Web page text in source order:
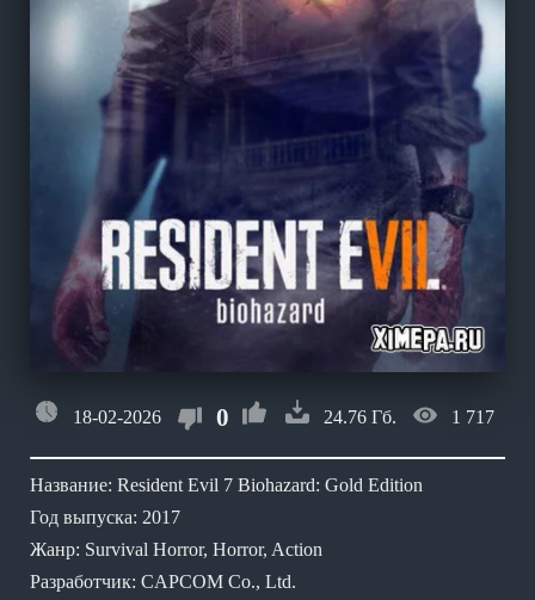
18-02-2026 0 24.76 Гб. 1 717
Название: Resident Evil 7 Biohazard: Gold Edition
Год выпуска: 2017
Жанр: Survival Horror, Horror, Action
Разработчик: CAPCOM Co., Ltd.